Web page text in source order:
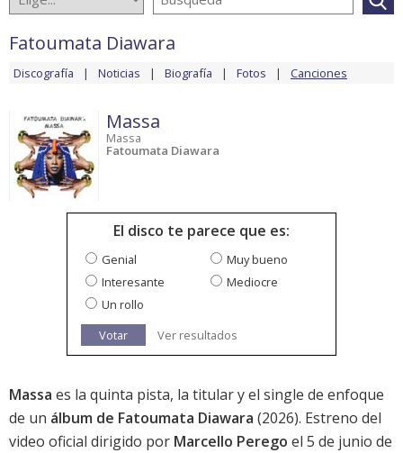
Fatoumata Diawara
Discografía Noticias Biografía Fotos Canciones
Massa
Massa
Fatoumata Diawara
El disco te parece que es:
Genial
Muy bueno
Interesante
Mediocre
Un rollo
Votar
Ver resultados
Massa es la quinta pista, la titular y el single de enfoque
de un álbum de Fatoumata Diawara (2026). Estreno del
video oficial dirigido por Marcello Perego el 5 de junio de